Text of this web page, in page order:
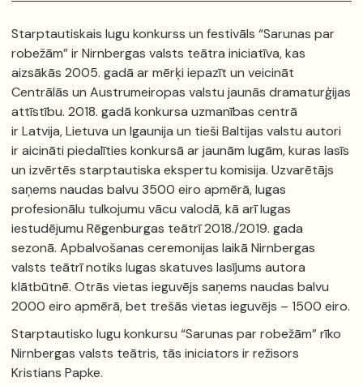
Starptautiskais lugu konkurss un festivāls “Sarunas par
robežām” ir Nirnbergas valsts teātra iniciatīva, kas
aizsākās 2005. gadā ar mērķi iepazīt un veicināt
Centrālās un Austrumeiropas valstu jaunās dramaturģijas
attīstību. 2018. gadā konkursa uzmanības centrā
ir Latvija, Lietuva un Igaunija un tieši Baltijas valstu autori
ir aicināti piedalīties konkursā ar jaunām lugām, kuras lasīs
un izvērtēs starptautiska ekspertu komisija. Uzvarētājs
saņems naudas balvu 3500 eiro apmērā, lugas
profesionālu tulkojumu vācu valodā, kā arī lugas
iestudējumu Rēgenburgas teātrī 2018./2019. gada
sezonā. Apbalvošanas ceremonijas laikā Nirnbergas
valsts teātrī notiks lugas skatuves lasījums autora
klātbūtnē. Otrās vietas ieguvējs saņems naudas balvu
2000 eiro apmērā, bet trešās vietas ieguvējs – 1500 eiro.
Starptautisko lugu konkursu “Sarunas par robežām” rīko
Nirnbergas valsts teātris, tās iniciators ir režisors
Kristians Papke.